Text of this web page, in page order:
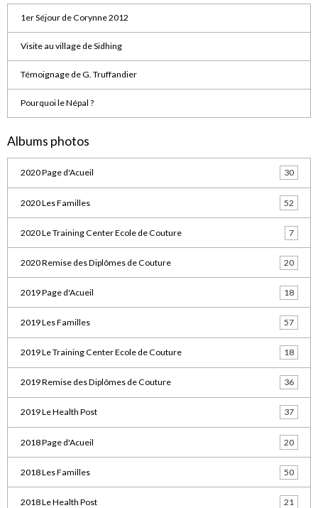
1er Séjour de Corynne 2012
Visite au village de Sidhing
Témoignage de G. Truffandier
Pourquoi le Népal ?
Albums photos
2020 Page d'Acueil 30
2020 Les Familles 52
2020 Le Training Center Ecole de Couture 7
2020 Remise des Diplômes de Couture 20
2019 Page d'Acueil 18
2019 Les Familles 57
2019 Le Training Center Ecole de Couture 18
2019 Remise des Diplômes de Couture 36
2019 Le Health Post 37
2018 Page d'Acueil 20
2018 Les Familles 50
2018 Le Health Post 21